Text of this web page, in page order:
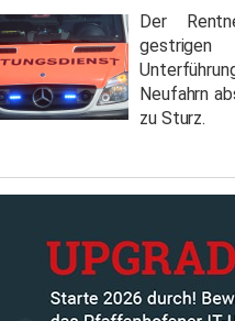
Der
Neufahrn
zu Sturz.